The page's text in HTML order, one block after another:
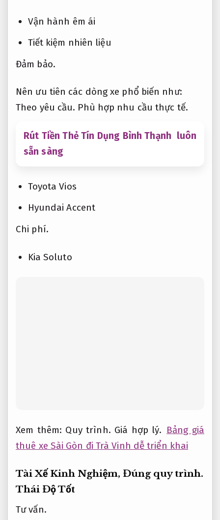
Vận hành êm ái
Tiết kiệm nhiên liệu
Đảm bảo.
Nên ưu tiên các dòng xe phổ biến như:
Theo yêu cầu. Phù hợp nhu cầu thực tế.
Rút Tiền Thẻ Tín Dụng Bình Thạnh luôn
sẵn sàng
Toyota Vios
Hyundai Accent
Chi phí.
Kia Soluto
Xem thêm: Quy trình. Giá hợp lý. Bảng giá
thuê xe Sài Gòn đi Trà Vinh dễ triển khai
Tài Xế Kinh Nghiệm, Đúng quy trình.
Thái Độ Tốt
Tư vấn.